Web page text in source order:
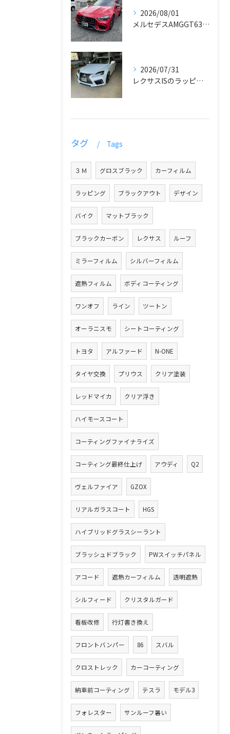
2026/08/01
メルセデスAMGGT63のラッピング
2026/07/31
レクサスISのラッピングとデカール貼り
タグ Tags
３Ｍ グロスブラック カーフィルム
ラッピング ブラックアウト デザイン
バイク マットブラック
ブラックカーボン レクサス ルーフ
ミラーフィルム シルバーフィルム
遮熱フィルム ボディコーティング
ワンオフ ライン ツートン
オーラニスモ シートコーティング
トヨタ アルファード N-ONE
タイヤ交換 プリウス クリア塗装
レッドマイカ クリア浮き
ハイモースコート
コーティングファイナライズ
コーティング最終仕上げ アウディ Q2
ヴェルファイア GZOX
リアルガラスコート HGS
ハイブリッドグラスシーラント
ブラッシュドブラック PWスイッチパネル
アコード 遮熱カーフィルム 透明遮熱
シルフィード クリスタルガード
看板改修 行灯書き換え
フロントバンパー 86 スバル
クロストレック カーコーティング
納車前コーティング テスラ モデル3
フォレスター サンルーフ暑い